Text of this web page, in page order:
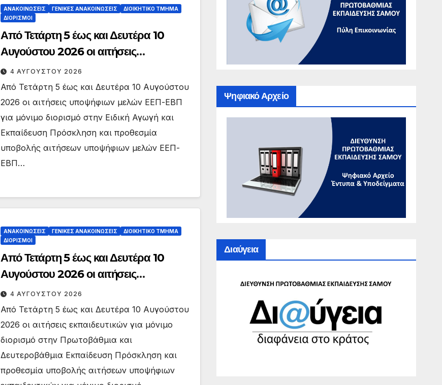
ΑΝΑΚΟΙΝΏΣΕΙΣ ΓΕΝΙΚΈΣ ΑΝΑΚΟΙΝΏΣΕΙΣ
ΔΙΟΙΚΗΤΙΚΌ ΤΜΉΜΑ
ΔΙΟΡΙΣΜΟΊ
Από Τετάρτη 5 έως και Δευτέρα 10
Αυγούστου 2026 οι αιτήσεις
υποψήφιων μελών ΕΕΠ-ΕΒΠ για
μόνιμο διορισμό στην Ειδική Αγωγή και
Εκπαίδευση
4 ΑΥΓΟΎΣΤΟΥ 2026
Από Τετάρτη 5 έως και Δευτέρα 10 Αυγούστου
2026 οι αιτήσεις υποψήφιων μελών ΕΕΠ-ΕΒΠ
για μόνιμο διορισμό στην Ειδική Αγωγή και
Εκπαίδευση Πρόσκληση και προθεσμία
υποβολής αιτήσεων υποψήφιων μελών ΕΕΠ-
ΕΒΠ…
ΑΝΑΚΟΙΝΏΣΕΙΣ ΓΕΝΙΚΈΣ ΑΝΑΚΟΙΝΏΣΕΙΣ
ΔΙΟΙΚΗΤΙΚΌ ΤΜΉΜΑ
ΔΙΟΡΙΣΜΟΊ
Από Τετάρτη 5 έως και Δευτέρα 10
Αυγούστου 2026 οι αιτήσεις
εκπαιδευτικών για μόνιμο διορισμό
στην Πρωτοβάθμια και Δευτεροβάθμια
Εκπαίδευση
4 ΑΥΓΟΎΣΤΟΥ 2026
Από Τετάρτη 5 έως και Δευτέρα 10 Αυγούστου
2026 οι αιτήσεις εκπαιδευτικών για μόνιμο
διορισμό στην Πρωτοβάθμια και
Δευτεροβάθμια Εκπαίδευση Πρόσκληση και
προθεσμία υποβολής αιτήσεων υποψήφιων
Ψηφιακό Αρχείο
Διαύγεια